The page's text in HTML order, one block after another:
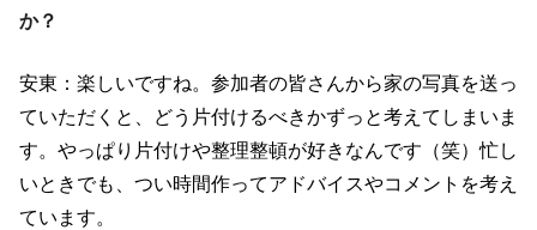
か？
安東：楽しいですね。参加者の皆さんから家の写真を送っ
ていただくと、どう片付けるべきかずっと考えてしまいま
す。やっぱり片付けや整理整頓が好きなんです（笑）忙し
いときでも、つい時間作ってアドバイスやコメントを考え
ています。